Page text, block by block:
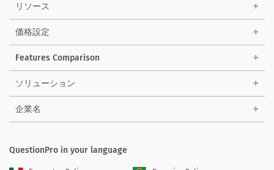
リソース
価格設定
Features Comparison
ソリューション
企業名
QuestionPro in your language